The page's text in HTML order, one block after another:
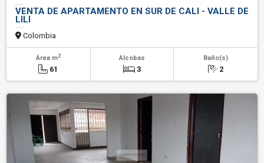
VENTA DE APARTAMENTO EN SUR DE CALI - VALLE DE
LILI
Colombia
Área m2
61
Alcobas
3
Baño(s)
2